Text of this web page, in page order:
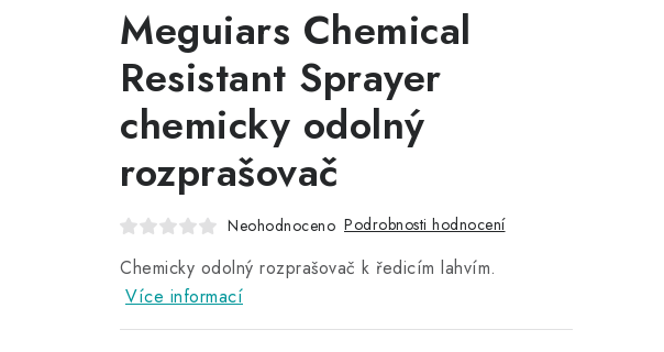
Meguiars Chemical
Resistant Sprayer
chemicky odolný
rozprašovač
Neohodnoceno Podrobnosti hodnocení
Chemicky odolný rozprašovač k ředicím lahvím.
Více informací